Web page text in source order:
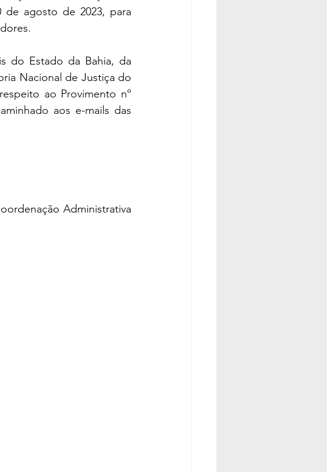
de agosto de 2023, para
do Estado da Bahia, da
Nacional de Justiça do
ao Provimento nº
aos e-mails das
Administrativa